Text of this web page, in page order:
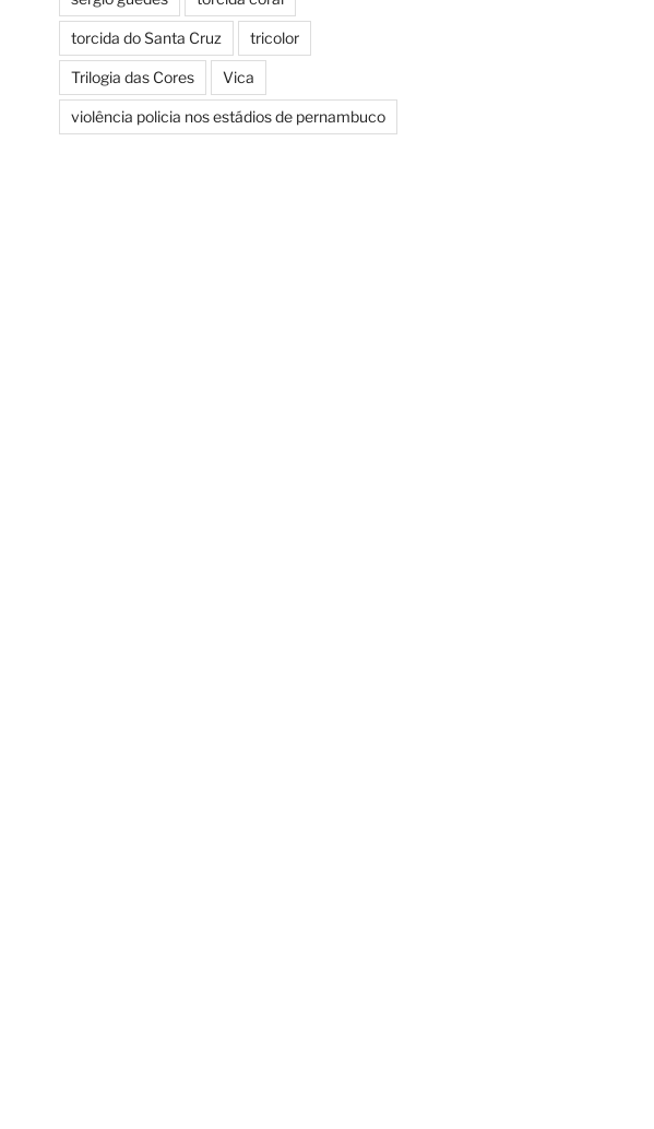
torcida do Santa Cruz tricolor
Trilogia das Cores Vica
violência policia nos estádios de pernambuco